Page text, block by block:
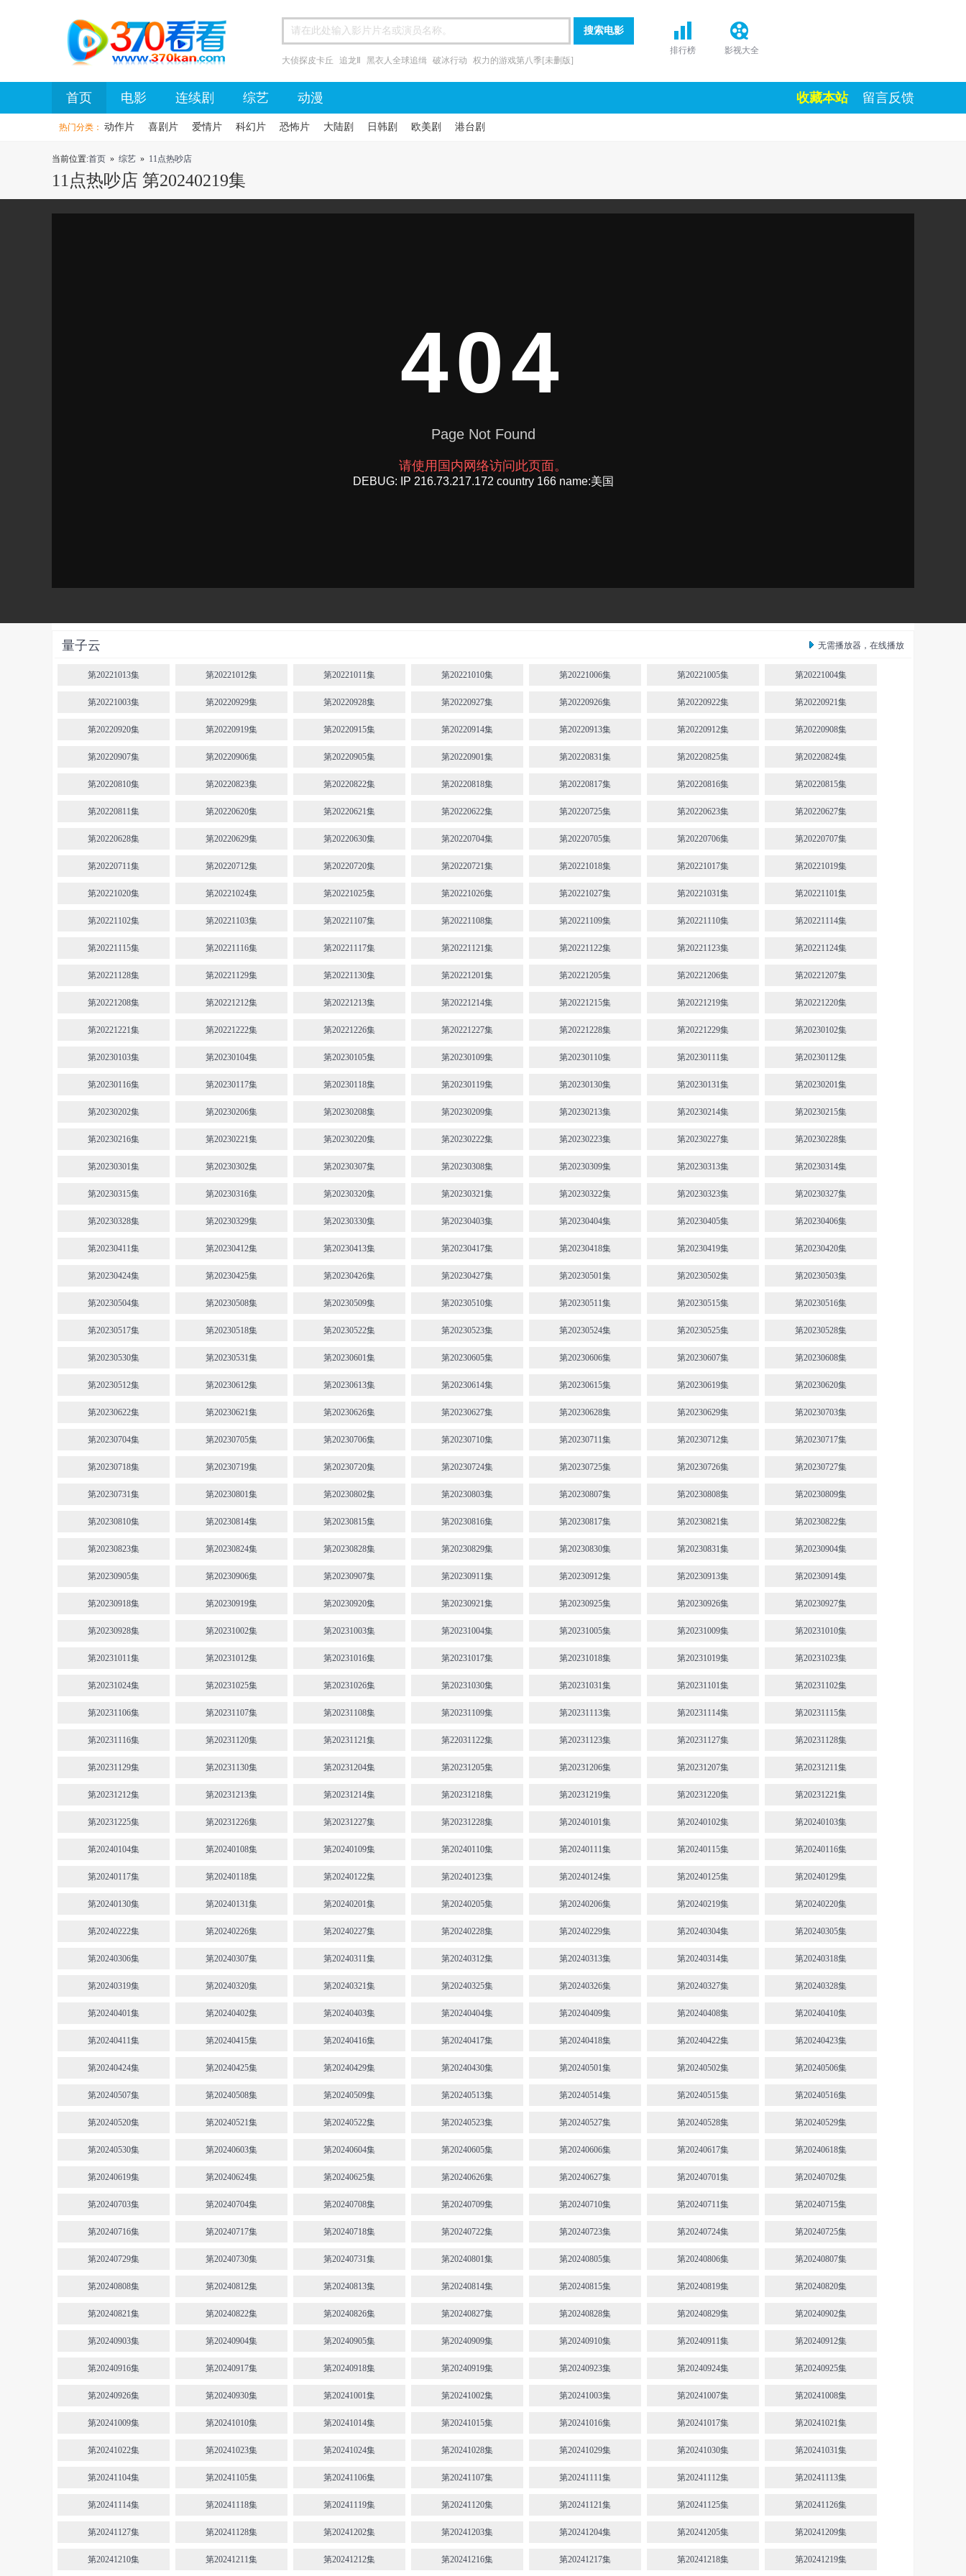
首页
大侦探皮卡丘 追龙Ⅱ 黑衣人全球追缉 破冰行动 权力的游戏第八季[未删版]
排行榜 影视大全
首页 电影 连续剧 综艺 动漫 收藏本站 留言反馈
热门分类： 动作片 喜剧片 爱情片 科幻片 恐怖片 大陆剧 日韩剧 欧美剧 港台剧
当前位置:首页 » 综艺 » 11点热吵店
11点热吵店 第20240219集
量子云 无需播放器，在线播放
第20221013集 第20221012集 第20221011集 第20221010集 第20221006集 第20221005集 第20221004集
第20221003集 第20220929集 第20220928集 第20220927集 第20220926集 第20220922集 第20220921集
第20220920集 第20220919集 第20220915集 第20220914集 第20220913集 第20220912集 第20220908集
第20220907集 第20220906集 第20220905集 第20220901集 第20220831集 第20220825集 第20220824集
第20220810集 第20220823集 第20220822集 第20220818集 第20220817集 第20220816集 第20220815集
第20220811集 第20220620集 第20220621集 第20220622集 第20220725集 第20220623集 第20220627集
第20220628集 第20220629集 第20220630集 第20220704集 第20220705集 第20220706集 第20220707集
第20220711集 第20220712集 第20220720集 第20220721集 第20221018集 第20221017集 第20221019集
第20221020集 第20221024集 第20221025集 第20221026集 第20221027集 第20221031集 第20221101集
第20221102集 第20221103集 第20221107集 第20221108集 第20221109集 第20221110集 第20221114集
第20221115集 第20221116集 第20221117集 第20221121集 第20221122集 第20221123集 第20221124集
第20221128集 第20221129集 第20221130集 第20221201集 第20221205集 第20221206集 第20221207集
第20221208集 第20221212集 第20221213集 第20221214集 第20221215集 第20221219集 第20221220集
第20221221集 第20221222集 第20221226集 第20221227集 第20221228集 第20221229集 第20230102集
第20230103集 第20230104集 第20230105集 第20230109集 第20230110集 第20230111集 第20230112集
第20230116集 第20230117集 第20230118集 第20230119集 第20230130集 第20230131集 第20230201集
第20230202集 第20230206集 第20230208集 第20230209集 第20230213集 第20230214集 第20230215集
第20230216集 第20230221集 第20230220集 第20230222集 第20230223集 第20230227集 第20230228集
第20230301集 第20230302集 第20230307集 第20230308集 第20230309集 第20230313集 第20230314集
第20230315集 第20230316集 第20230320集 第20230321集 第20230322集 第20230323集 第20230327集
第20230328集 第20230329集 第20230330集 第20230403集 第20230404集 第20230405集 第20230406集
第20230411集 第20230412集 第20230413集 第20230417集 第20230418集 第20230419集 第20230420集
第20230424集 第20230425集 第20230426集 第20230427集 第20230501集 第20230502集 第20230503集
第20230504集 第20230508集 第20230509集 第20230510集 第20230511集 第20230515集 第20230516集
第20230517集 第20230518集 第20230522集 第20230523集 第20230524集 第20230525集 第20230528集
第20230530集 第20230531集 第20230601集 第20230605集 第20230606集 第20230607集 第20230608集
第20230512集 第20230612集 第20230613集 第20230614集 第20230615集 第20230619集 第20230620集
第20230622集 第20230621集 第20230626集 第20230627集 第20230628集 第20230629集 第20230703集
第20230704集 第20230705集 第20230706集 第20230710集 第20230711集 第20230712集 第20230717集
第20230718集 第20230719集 第20230720集 第20230724集 第20230725集 第20230726集 第20230727集
第20230731集 第20230801集 第20230802集 第20230803集 第20230807集 第20230808集 第20230809集
第20230810集 第20230814集 第20230815集 第20230816集 第20230817集 第20230821集 第20230822集
第20230823集 第20230824集 第20230828集 第20230829集 第20230830集 第20230831集 第20230904集
第20230905集 第20230906集 第20230907集 第20230911集 第20230912集 第20230913集 第20230914集
第20230918集 第20230919集 第20230920集 第20230921集 第20230925集 第20230926集 第20230927集
第20230928集 第20231002集 第20231003集 第20231004集 第20231005集 第20231009集 第20231010集
第20231011集 第20231012集 第20231016集 第20231017集 第20231018集 第20231019集 第20231023集
第20231024集 第20231025集 第20231026集 第20231030集 第20231031集 第20231101集 第20231102集
第20231106集 第20231107集 第20231108集 第20231109集 第20231113集 第20231114集 第20231115集
第20231116集 第20231120集 第20231121集 第22031122集 第20231123集 第20231127集 第20231128集
第20231129集 第20231130集 第20231204集 第20231205集 第20231206集 第20231207集 第20231211集
第20231212集 第20231213集 第20231214集 第20231218集 第20231219集 第20231220集 第20231221集
第20231225集 第20231226集 第20231227集 第20231228集 第20240101集 第20240102集 第20240103集
第20240104集 第20240108集 第20240109集 第20240110集 第20240111集 第20240115集 第20240116集
第20240117集 第20240118集 第20240122集 第20240123集 第20240124集 第20240125集 第20240129集
第20240130集 第20240131集 第20240201集 第20240205集 第20240206集 第20240219集 第20240220集
第20240222集 第20240226集 第20240227集 第20240228集 第20240229集 第20240304集 第20240305集
第20240306集 第20240307集 第20240311集 第20240312集 第20240313集 第20240314集 第20240318集
第20240319集 第20240320集 第20240321集 第20240325集 第20240326集 第20240327集 第20240328集
第20240401集 第20240402集 第20240403集 第20240404集 第20240409集 第20240408集 第20240410集
第20240411集 第20240415集 第20240416集 第20240417集 第20240418集 第20240422集 第20240423集
第20240424集 第20240425集 第20240429集 第20240430集 第20240501集 第20240502集 第20240506集
第20240507集 第20240508集 第20240509集 第20240513集 第20240514集 第20240515集 第20240516集
第20240520集 第20240521集 第20240522集 第20240523集 第20240527集 第20240528集 第20240529集
第20240530集 第20240603集 第20240604集 第20240605集 第20240606集 第20240617集 第20240618集
第20240619集 第20240624集 第20240625集 第20240626集 第20240627集 第20240701集 第20240702集
第20240703集 第20240704集 第20240708集 第20240709集 第20240710集 第20240711集 第20240715集
第20240716集 第20240717集 第20240718集 第20240722集 第20240723集 第20240724集 第20240725集
第20240729集 第20240730集 第20240731集 第20240801集 第20240805集 第20240806集 第20240807集
第20240808集 第20240812集 第20240813集 第20240814集 第20240815集 第20240819集 第20240820集
第20240821集 第20240822集 第20240826集 第20240827集 第20240828集 第20240829集 第20240902集
第20240903集 第20240904集 第20240905集 第20240909集 第20240910集 第20240911集 第20240912集
第20240916集 第20240917集 第20240918集 第20240919集 第20240923集 第20240924集 第20240925集
第20240926集 第20240930集 第20241001集 第20241002集 第20241003集 第20241007集 第20241008集
第20241009集 第20241010集 第20241014集 第20241015集 第20241016集 第20241017集 第20241021集
第20241022集 第20241023集 第20241024集 第20241028集 第20241029集 第20241030集 第20241031集
第20241104集 第20241105集 第20241106集 第20241107集 第20241111集 第20241112集 第20241113集
第20241114集 第20241118集 第20241119集 第20241120集 第20241121集 第20241125集 第20241126集
第20241127集 第20241128集 第20241202集 第20241203集 第20241204集 第20241205集 第20241209集
第20241210集 第20241211集 第20241212集 第20241216集 第20241217集 第20241218集 第20241219集